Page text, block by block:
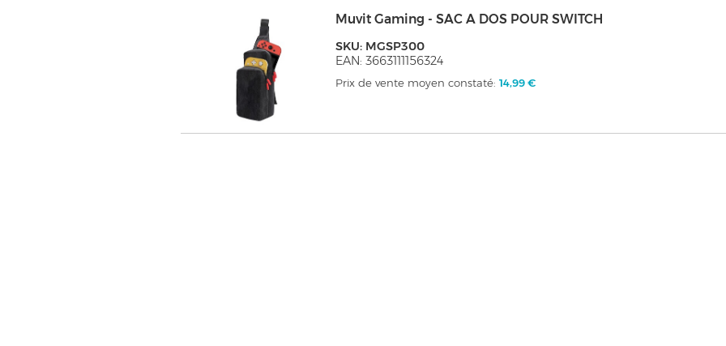
Muvit Gaming - SAC A DOS POUR SWITCH
SKU: MGSP300
EAN: 3663111156324
Prix de vente moyen constaté:14,99 €